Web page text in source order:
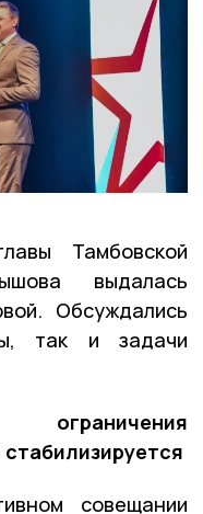
Тамбовской
выдалась
Обсуждались
так и задачи
совещании